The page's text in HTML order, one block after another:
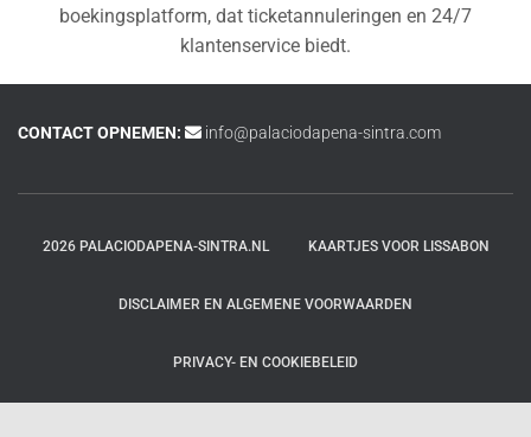
boekingsplatform, dat ticketannuleringen en 24/7
klantenservice biedt.
CONTACT OPNEMEN: info@palaciodapena-sintra.com
2026 PALACIODAPENA-SINTRA.NL KAARTJES VOOR LISSABON
DISCLAIMER EN ALGEMENE VOORWAARDEN
PRIVACY- EN COOKIEBELEID